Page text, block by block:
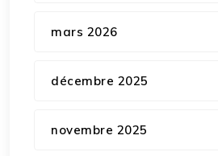
mars 2026
décembre 2025
novembre 2025